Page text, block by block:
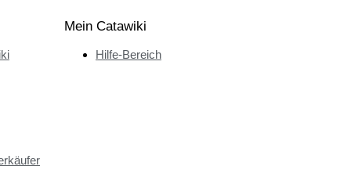
Mein Catawiki
Hilfe-Bereich